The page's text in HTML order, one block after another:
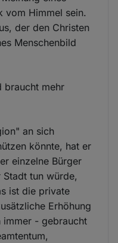
vom Himmel sein.
der den Christen
Menschenbild
braucht mehr
an sich
könnte, hat er
einzelne Bürger
tun würde,
ist die private
Erhöhung
- gebraucht